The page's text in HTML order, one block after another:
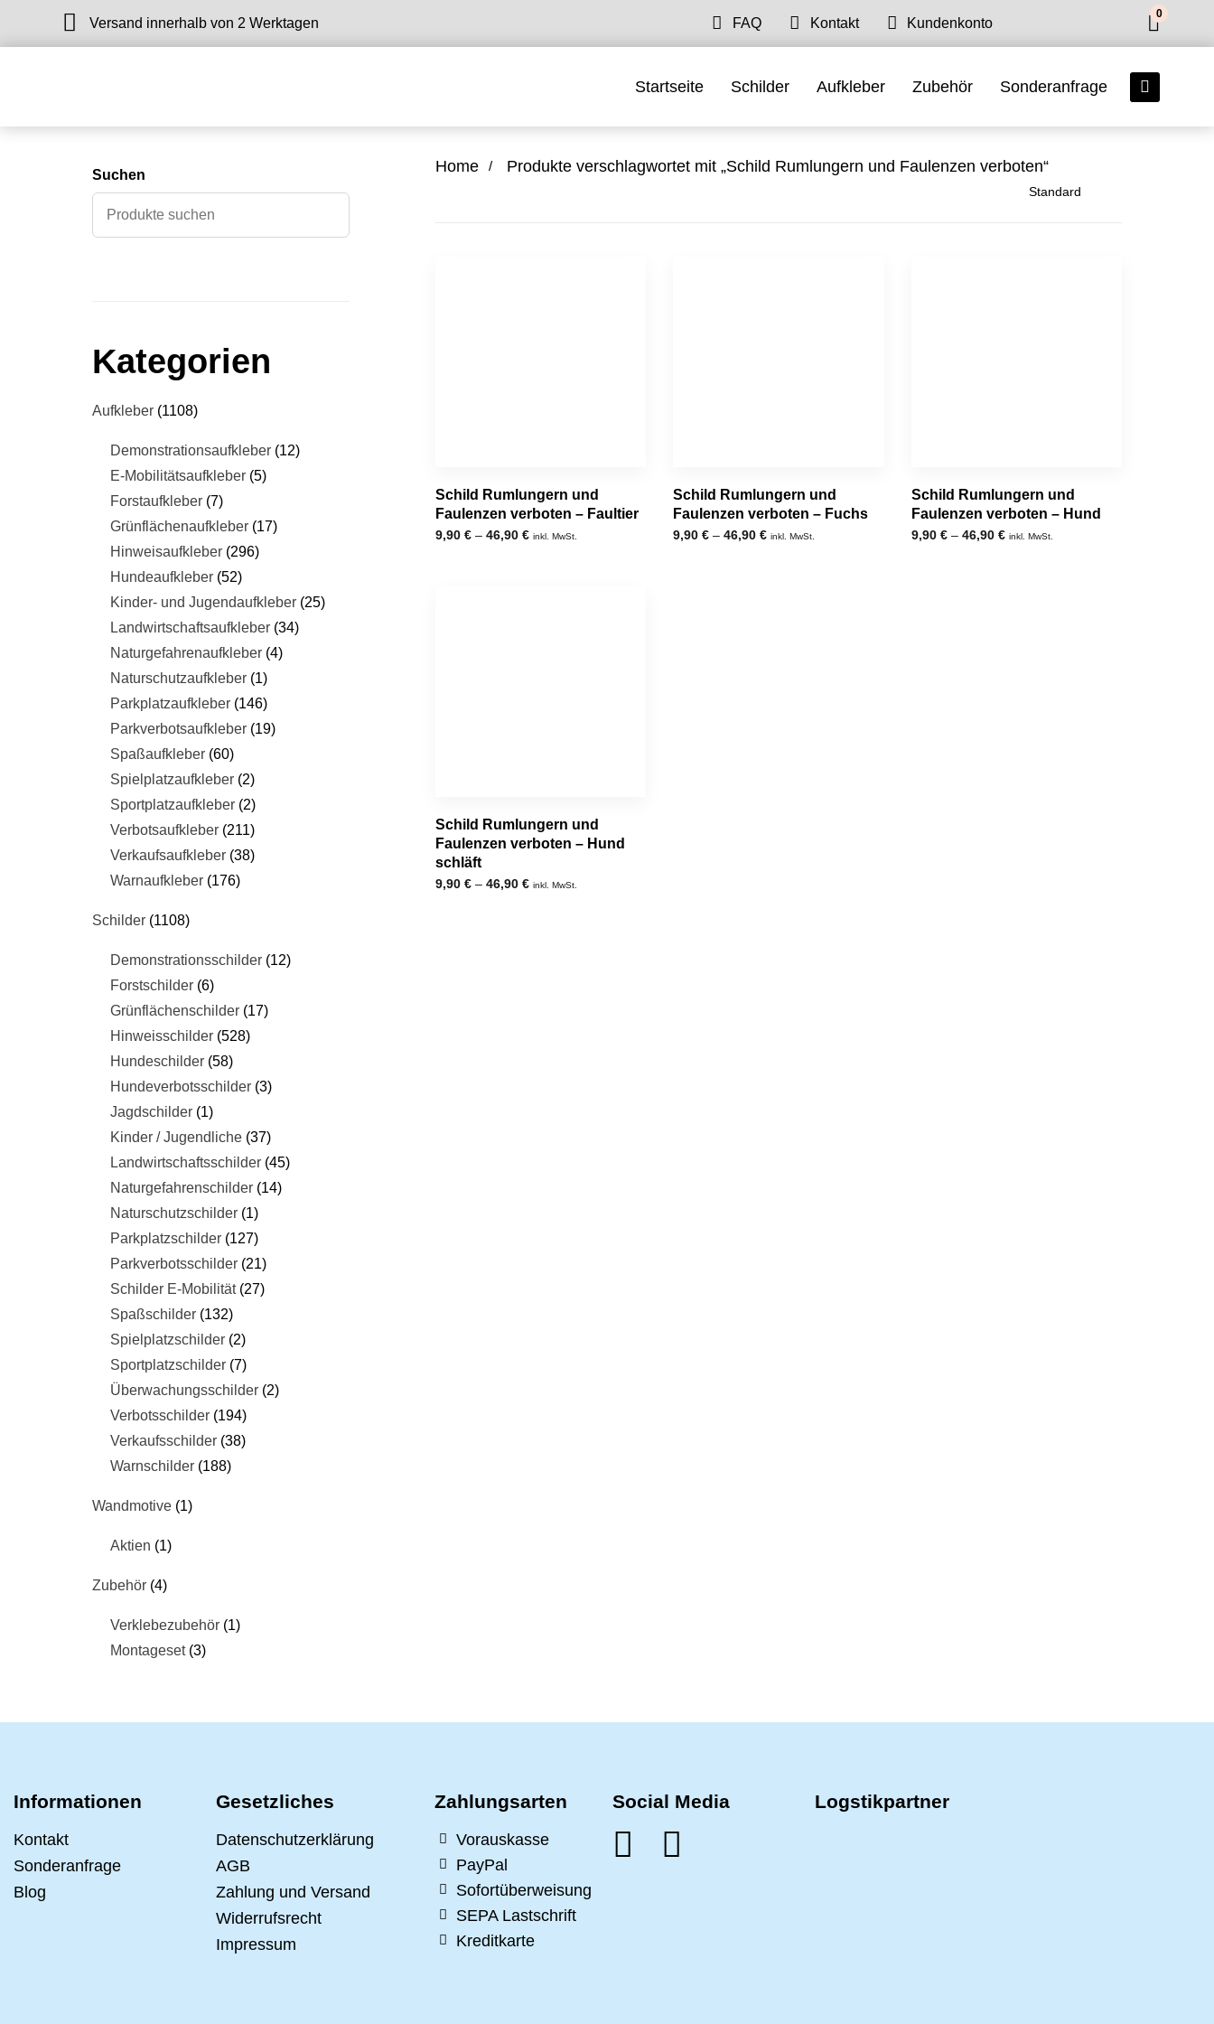
Versand innerhalb von 2 Werktagen FAQ Kontakt Kundenkonto
0
Startseite Schilder Aufkleber Zubehör Sonderanfrage
Home Produkte verschlagwortet mit „Schild Rumlungern und Faulenzen verboten“
Schild Rumlungern und
Faulenzen verboten – Faultier
9,90 € – 46,90 € inkl. MwSt.
Schild Rumlungern und
Faulenzen verboten – Fuchs
9,90€ –46,90€ inkl. MwSt.
Schild Rumlungern und
Faulenzen verboten – Hund
9,90 €– 46,90 € inkl. MwSt.
Schild Rumlungern und
Faulenzen verboten – Hund
schläft
9,90 € – 46,90 € inkl. MwSt.
Suchen
Kategorien
Aufkleber 1108
Demonstrationsaufkleber 12
E-Mobilitätsaufkleber 5
Forstaufkleber 7
Grünflächenaufkleber 17
Hinweisaufkleber 296
Hundeaufkleber 52
Kinder- und Jugendaufkleber 25
Landwirtschaftsaufkleber 34
Naturgefahrenaufkleber 4
Naturschutzaufkleber 1
Parkplatzaufkleber 146
Parkverbotsaufkleber 19
Spaßaufkleber 60
Spielplatzaufkleber 2
Sportplatzaufkleber 2
Verbotsaufkleber 211
Verkaufsaufkleber 38
Warnaufkleber 176
Schilder 1108
Demonstrationsschilder 12
Forstschilder 6
Grünflächenschilder 17
Hinweisschilder 528
Hundeschilder 58
Hundeverbotsschilder 3
Jagdschilder 1
Kinder / Jugendliche 37
Landwirtschaftsschilder 45
Naturgefahrenschilder 14
Naturschutzschilder 1
Parkplatzschilder 127
Parkverbotsschilder 21
Schilder E-Mobilität 27
Spaßschilder 132
Spielplatzschilder 2
Sportplatzschilder 7
Überwachungsschilder 2
Verbotsschilder 194
Verkaufsschilder 38
Warnschilder 188
Wandmotive 1
Aktien 1
Zubehör 4
Verklebezubehör 1
Montageset 3
Informationen
Kontakt
Sonderanfrage
Blog
Gesetzliches
Datenschutzerklärung
AGB
Zahlung und Versand
Widerrufsrecht
Impressum
Zahlungsarten
Vorauskasse
PayPal
Sofortüberweisung
SEPA Lastschrift
Kreditkarte
Social Media Logstikpartner